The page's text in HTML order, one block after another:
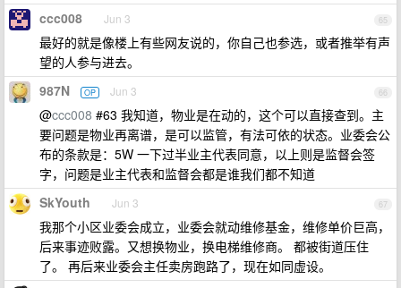
65
ccc008 Jun 3
最好的就是像楼上有些网友说的，你自己也参选，或者推举有声
望的人参与进去。
66
987N OP Jun 3
@ccc008 #63 我知道，物业是在动的，这个可以直接查到。主
要问题是物业再离谱，是可以监管，有法可依的状态。业委会公
布的条款是：5W 一下过半业主代表同意，以上则是监督会签
字，问题是业主代表和监督会都是谁我们都不知道
67
SkYouth Jun 3
我那个小区业委会成立，业委会就动维修基金，维修单价巨高，
后来事迹败露。又想换物业，换电梯维修商。 都被街道压住
了。 再后来业委会主任卖房跑路了，现在如同虚设。